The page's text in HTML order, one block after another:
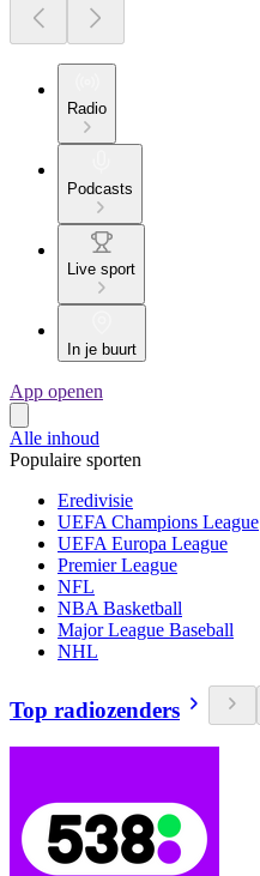
Radio
Podcasts
Live sport
In je buurt
App openen
Alle inhoud
Populaire sporten
Eredivisie
UEFA Champions League
UEFA Europa League
Premier League
NFL
NBA Basketball
Major League Baseball
NHL
Top radiozenders